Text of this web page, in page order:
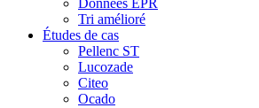
Données EPR
Tri amélioré
Études de cas
Pellenc ST
Lucozade
Citeo
Ocado